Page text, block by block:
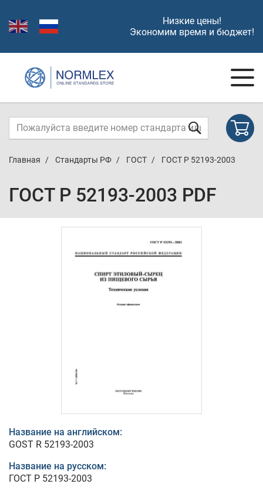
Низкие цены!
Экономим время и бюджет!
Главная Стандарты РФ ГОСТ ГОСТ Р 52193-2003
ГОСТ Р 52193-2003 PDF
Название на английском:
GOST R 52193-2003
Название на русском:
ГОСТ Р 52193-2003